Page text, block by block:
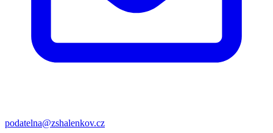
podatelna@zshalenkov.cz